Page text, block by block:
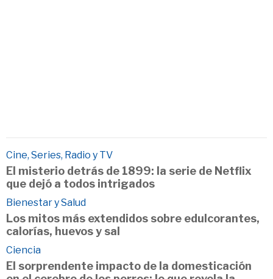
Cine, Series, Radio y TV
El misterio detrás de 1899: la serie de Netflix
que dejó a todos intrigados
Bienestar y Salud
Los mitos más extendidos sobre edulcorantes,
calorías, huevos y sal
Ciencia
El sorprendente impacto de la domesticación